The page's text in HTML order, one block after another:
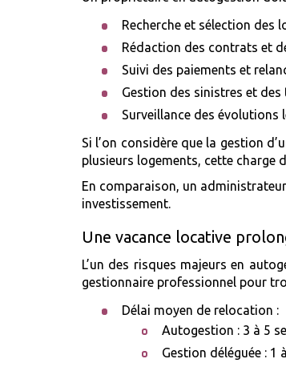
Recherche et sélection des
Rédaction des contrats et
Suivi des paiements et
Gestion des sinistres et des
Surveillance des évolutions
Si l’on considère que la gestion
plusieurs logements, cette charge
En comparaison, un
investissement.
Une vacance locative
L’un des risques majeurs en
gestionnaire professionnel pour
Délai moyen de relocation :
Autogestion : 3 à 5
Gestion déléguée : 1